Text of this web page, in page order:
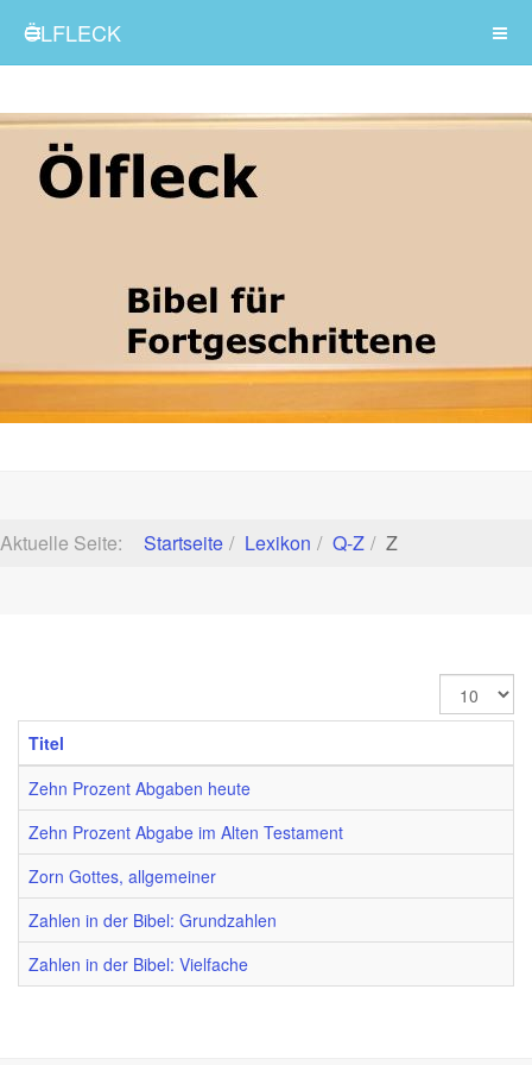
ÖLFLECK
Aktuelle Seite: Startseite Lexikon Q-Z Z
Anzeige
#
Titel
Zehn Prozent Abgaben heute
Zehn Prozent Abgabe im Alten Testament
Zorn Gottes, allgemeiner
Zahlen in der Bibel: Grundzahlen
Zahlen in der Bibel: Vielfache